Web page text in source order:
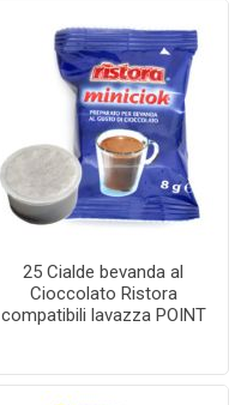
25 Cialde bevanda al
Cioccolato Ristora
compatibili lavazza POINT